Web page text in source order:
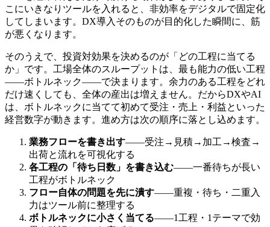
こにいきなりツールを入れると、非効率をデジタルで固定化
してしまいます。DX導入そのものが目的化した瞬間に、筋
が悪くなります。
そのうえで、投資対効果を決めるのが「どの工程に当てる
か」です。工場全体のスループットは、最も能力の低い工程
——ボトルネック——で決まります。余力のある工程をどれ
だけ速くしても、全体の産出は増えません。だからDXやAI
は、ボトルネックに当てて初めて受注・売上・利益といった
経営数字が動きます。進め方は次の順序に落とし込めます。
業務フローを書き出す——受注→見積→加工→検査→
出荷と流れを可視化する
各工程の「待ち日数」を書き込む——一番待ちが長い
工程がボトルネック
フロー自体の問題を先に潰す——重複・待ち・二重入
力はツール前に整理する
ボトルネックに小さく当てる——1工程・1テーマで効